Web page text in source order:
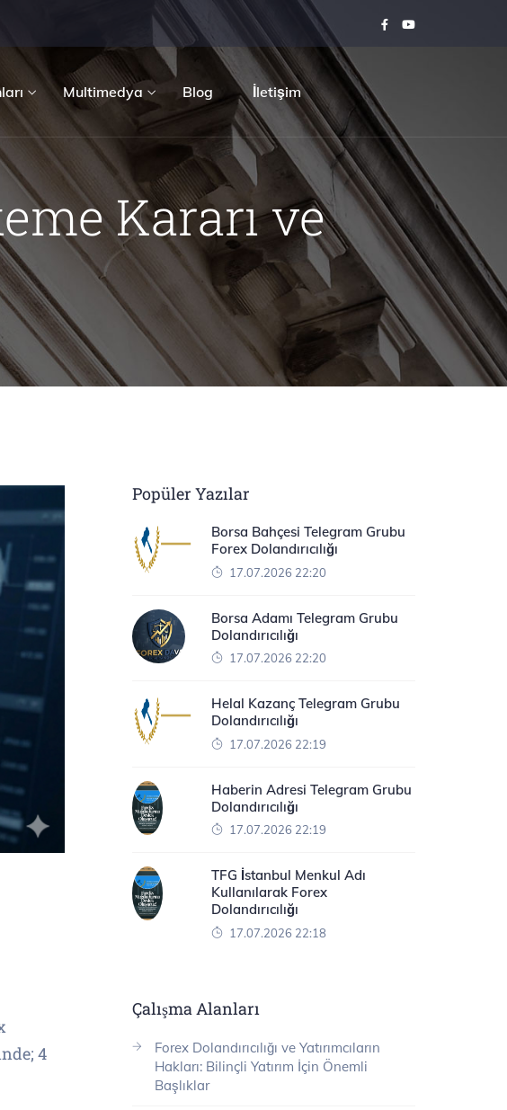
Multimedya Blog İletişim
Kararı ve
4
Popüler Yazılar
Borsa Bahçesi Telegram Grubu
Forex Dolandırıcılığı
17.07.2026 22:20
Borsa Adamı Telegram Grubu
Dolandırıcılığı
17.07.2026 22:20
Helal Kazanç Telegram Grubu
Dolandırıcılığı
17.07.2026 22:19
Haberin Adresi Telegram Grubu
Dolandırıcılığı
17.07.2026 22:19
TFG İstanbul Menkul Adı
Kullanılarak Forex
Dolandırıcılığı
17.07.2026 22:18
Çalışma Alanları
Forex Dolandırıcılığı ve Yatırımcıların
Hakları: Bilinçli Yatırım İçin Önemli
Başlıklar